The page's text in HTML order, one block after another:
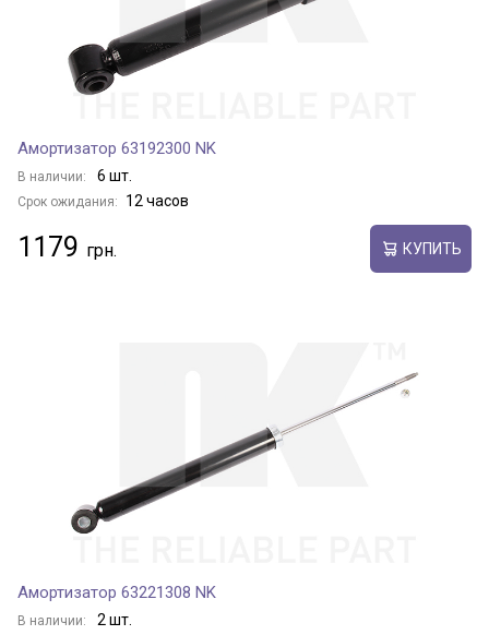
Амортизатор 63192300 NK
В наличии: 6 шт.
Срок ожидания: 12 часов
1179 КУПИТЬ
Амортизатор 63221308 NK
В наличии: 2 шт.